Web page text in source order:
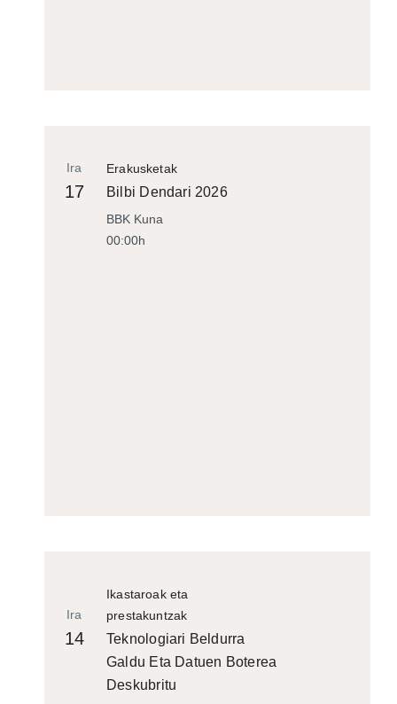
Erakusketak
Ira
17 Bilbi Dendari 2026
BBK Kuna
00:00h
Ikastaroak eta
prestakuntzak
Ira
14
Teknologiari Beldurra
Galdu Eta Datuen Boterea
Deskubritu